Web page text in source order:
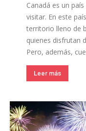
Canadá es un
visitar. En este
territorio lleno de
quienes disfrutan
Pero, además,
Leer más